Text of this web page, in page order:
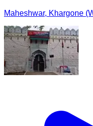
Maheshwar, Khargone